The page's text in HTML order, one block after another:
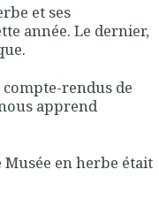
et ses
année. Le dernier,
rendus de
apprend
Musée en herbe était